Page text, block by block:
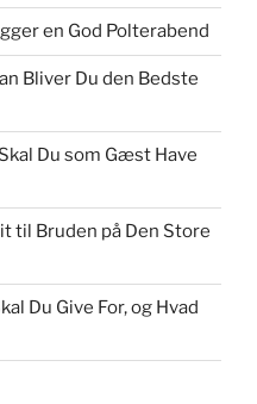
en God Polterabend
Bliver Du den Bedste
Du som Gæst Have
til Bruden på Den Store
Du Give For, og Hvad